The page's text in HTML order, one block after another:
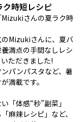
時短レシピ
さんの夏ラク時
Mizukiさんに、夏バ
満点の手間なしレシ
ただきました!
パンパスタなど、暑
満載です。
「体感“秒”副菜」
麻辣レシピ」など、